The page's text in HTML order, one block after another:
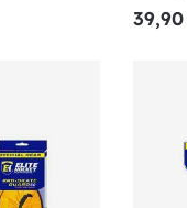
39,90